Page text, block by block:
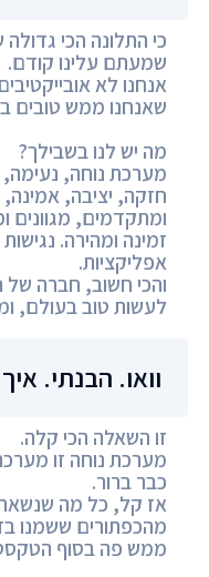
כי התלונה הכי
שמעתם עלינו קודם.
אנחנו לא
שאנחנו ממש טובים
מה יש לנו בשבילך?
מערכת נוחה, נעימה,
חזקה, יציבה,
ומתקדמים, מגוונים
זמינה ומהירה.
אפליקציות.
והכי חשוב, חברה של
לעשות טוב בעולם,
וואו. הבנתי.
זו השאלה הכי קלה.
מערכת נוחה זו
כבר ברור.
אז קל, כל מה
מהכפתורים ששמנו
ממש פה בסוף